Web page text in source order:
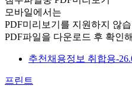
모바일에서는
PDF미리보기를 지원하지 않
PDF파일을 다운로드 후 확인
추천채용정보 취합용-
프린트